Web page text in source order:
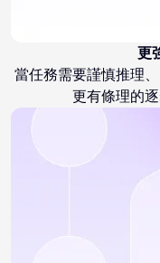
更
當任務需要謹慎推理
更有條理的